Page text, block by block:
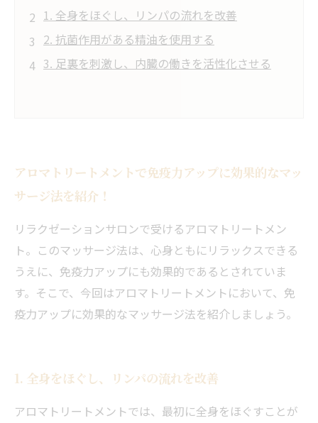
1. 全身をほぐし、リンパの流れを改善
2. 抗菌作用がある精油を使用する
3. 足裏を刺激し、内臓の働きを活性化させる
アロマトリートメントで免疫力アップに効果的なマッ
サージ法を紹介！
リラクゼーションサロンで受けるアロマトリートメン
ト。このマッサージ法は、心身ともにリラックスできる
うえに、免疫力アップにも効果的であるとされていま
す。そこで、今回はアロマトリートメントにおいて、免
疫力アップに効果的なマッサージ法を紹介しましょう。
1. 全身をほぐし、リンパの流れを改善
アロマトリートメントでは、最初に全身をほぐすことが